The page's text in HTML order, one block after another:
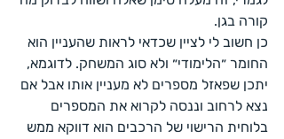
קורה בגן.
כן חשוב לי לציין שכדאי לראות שהעניין הוא
החומר ״הלימודי״ ולא סוג המשחק. לדוגמא,
יתכן שפאזל מספרים לא מעניין אותו אבל אם
נצא לרחוב וננסה לקרוא את המספרים
בלוחית הרישוי של הרכבים הוא דווקא ממש